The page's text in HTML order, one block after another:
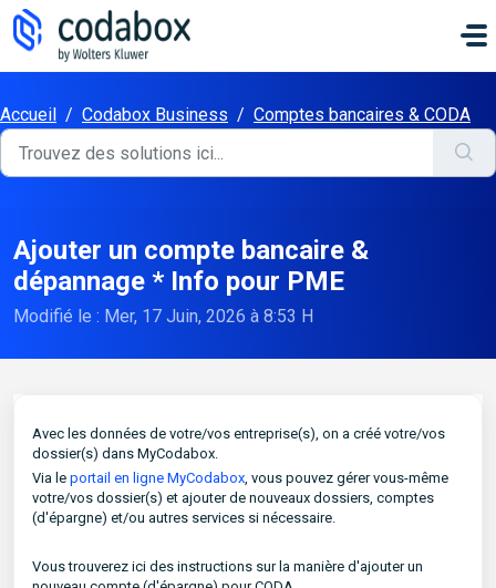
Passer au contenu principal
Accueil / Codabox Business / Comptes bancaires & CODA
Ajouter un compte bancaire &
dépannage * Info pour PME
Modifié le : Mer, 17 Juin, 2026 à 8:53 H
Avec les données de votre/vos entreprise(s), on a créé votre/vos
dossier(s) dans MyCodabox.
Via le portail en ligne MyCodabox, vous pouvez gérer vous-même
votre/vos dossier(s) et ajouter de nouveaux dossiers, comptes
(d'épargne) et/ou autres services si nécessaire.
Vous trouverez ici des instructions sur la manière d'ajouter un